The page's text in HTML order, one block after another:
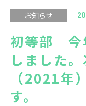
News
FAQ
保護者専用ページ
お知らせ
初等部 今
しました
（2021年
す。